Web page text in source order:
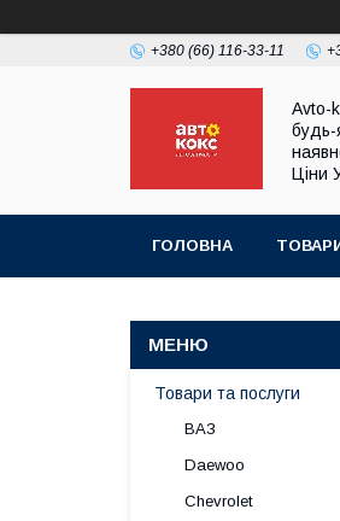
+380 (66) 116-33-11
Avto-
будь-
Ціни
ГОЛОВНА
Товари та послуги
ВАЗ
Daewoo
Chevrolet